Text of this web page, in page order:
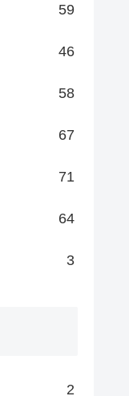
59
46
58
67
71
64
3
2